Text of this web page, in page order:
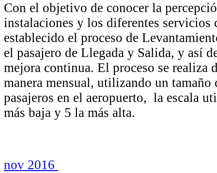
Con el objetivo de conocer la
instalaciones y los diferentes servicios
establecido el proceso de
el pasajero de Llegada y Salida, y así
mejora continua. El proceso se realiza
manera mensual, utilizando un
pasajeros en el aeropuerto, la escala
más baja y 5 la más alta.
nov 2016